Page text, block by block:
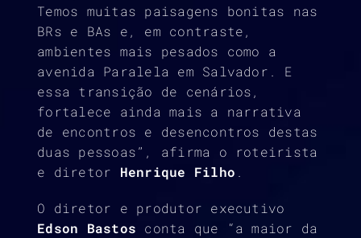
Temos muitas paisagens bonitas nas
BRs e BAs e, em contraste,
ambientes mais pesados como a
avenida Paralela em Salvador. E
essa transição de cenários,
fortalece ainda mais a narrativa
de encontros e desencontros destas
duas pessoas”, afirma o roteirista
e diretor Henrique Filho
O diretor e produtor executivo
Edson Bastos conta que “a maior da